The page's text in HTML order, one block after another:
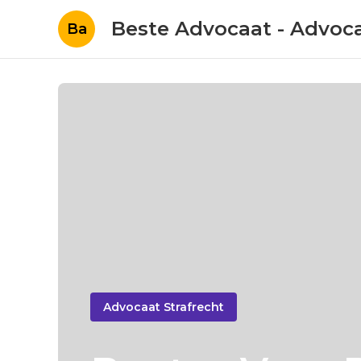
Ba Beste Advocaat -
Advocaat Strafrecht